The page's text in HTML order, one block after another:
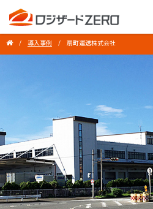
導入事例 扇町運送株式会社